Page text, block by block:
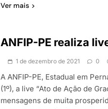
Ver mais
ANFIP-PE realiza
1 de dezembro de 2021 0
A ANFIP-PE, Estadual em
(1º), a live “Ato de Ação de
mensagens de muita